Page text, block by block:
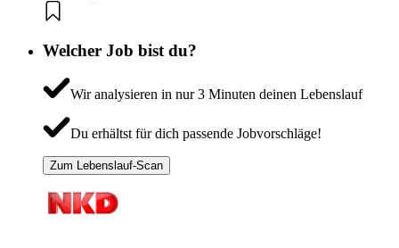
Welcher Job bist du?
Wir analysieren in nur 3 Minuten deinen Lebenslauf
Du erhältst für dich passende Jobvorschläge!
Zum Lebenslauf-Scan